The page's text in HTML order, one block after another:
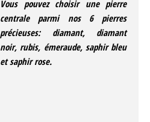
Vous pouvez choisir une pierre
centrale parmi nos 6 pierres
précieuses: diamant, diamant
noir, rubis, émeraude, saphir bleu
et saphir rose.